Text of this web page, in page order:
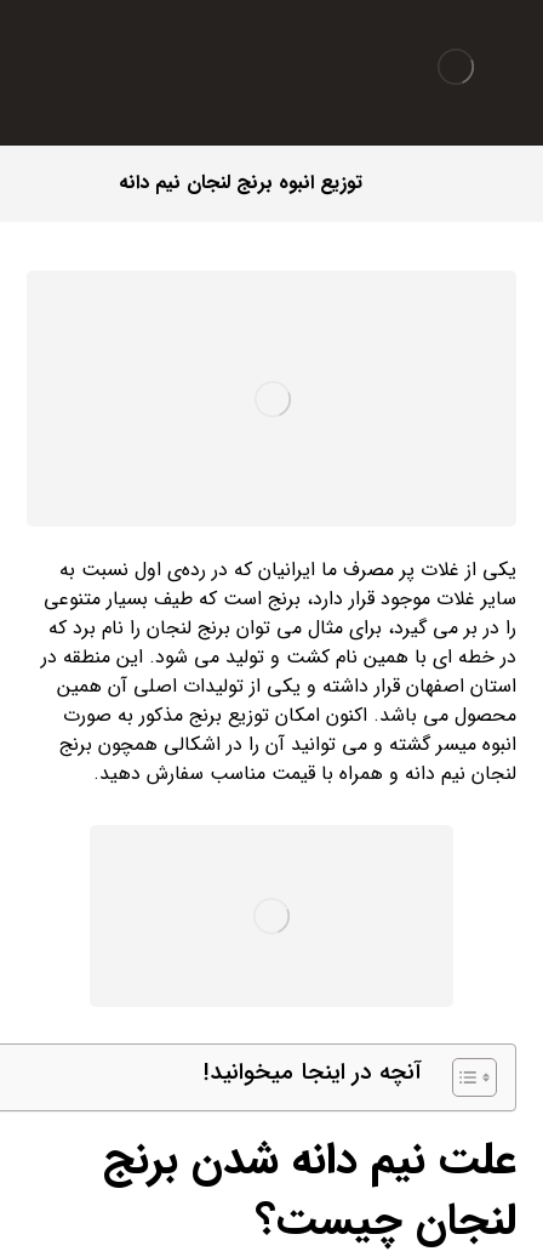
توزیع انبوه برنج لنجان نیم دانه
یکی از غلات پر مصرف ما ایرانیان که در رده‌ی اول نسبت به
سایر غلات موجود قرار دارد، برنج است که طیف بسیار متنوعی
را در بر می گیرد، برای مثال می توان برنج لنجان را نام برد که
در خطه ای با همین نام کشت و تولید می شود. این منطقه در
استان اصفهان قرار داشته و یکی از تولیدات اصلی آن همین
محصول می باشد. اکنون امکان توزیع برنج مذکور به صورت
انبوه میسر گشته و می توانید آن را در اشکالی همچون برنج
لنجان نیم دانه و همراه با قیمت مناسب سفارش دهید.
آنچه در اینجا میخوانید!
علت نیم دانه شدن برنج
لنجان چیست؟